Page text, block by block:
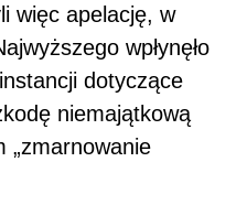
więc apelację, w
wpłynęło
dotyczące
niemajątkową
„zmarnowanie